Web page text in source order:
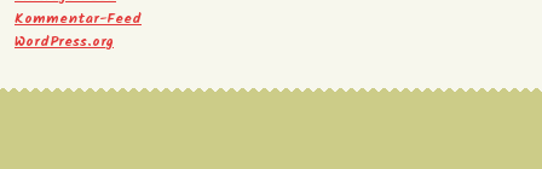
Kommentar-Feed
WordPress.org